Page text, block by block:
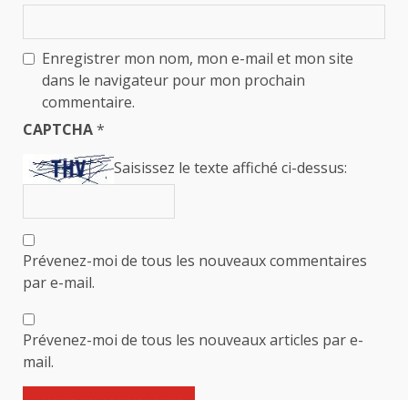
Enregistrer mon nom, mon e-mail et mon site
dans le navigateur pour mon prochain
commentaire.
CAPTCHA*
Saisissez le texte affiché ci-dessus:
Prévenez-moi de tous les nouveaux commentaires
par e-mail.
Prévenez-moi de tous les nouveaux articles par e-
mail.